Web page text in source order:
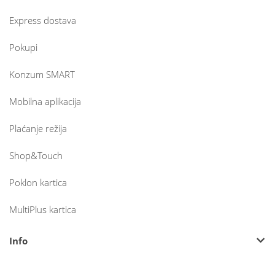
Express dostava
Pokupi
Konzum SMART
Mobilna aplikacija
Plaćanje režija
Shop&Touch
Poklon kartica
MultiPlus kartica
Info